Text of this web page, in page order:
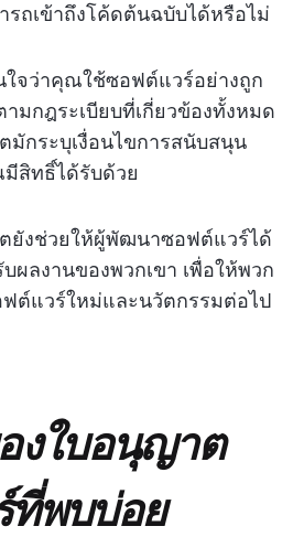
รถเข้าถึงโค้ดต้นฉบับได้หรือไม่
จว่าคุณใช้ซอฟต์แวร์อย่างถูก
มกฎระเบียบที่เกี่ยวข้องทั้งหมด
กระบุเงื่อนไขการสนับสนุน
สิทธิ์ได้รับด้วย
ยังช่วยให้ผู้พัฒนาซอฟต์แวร์ได้
ผลงานของพวกเขา เพื่อให้พวก
ฟต์แวร์ใหม่และนวัตกรรมต่อไป
งใบอนุญาต
พบบ่อย